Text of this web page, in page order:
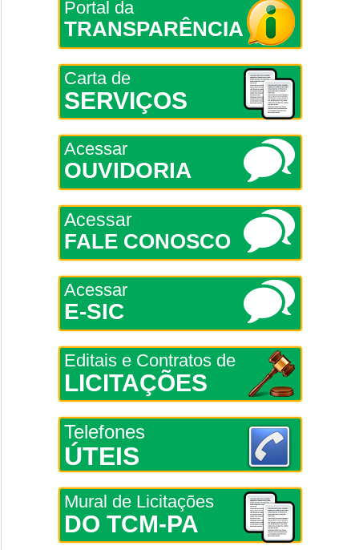
Portal da
TRANSPARÊNCIA
Carta de
SERVIÇOS
Acessar
OUVIDORIA
Acessar
FALE CONOSCO
Acessar
E-SIC
Editais e Contratos de
LICITAÇÕES
Telefones
ÚTEIS
Mural de Licitações
DO TCM-PA